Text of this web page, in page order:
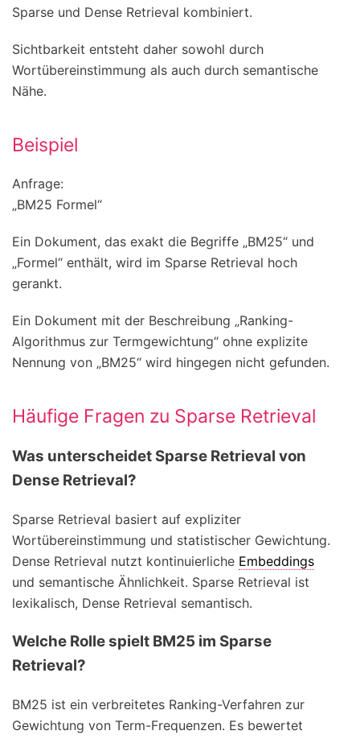
Sparse und Dense Retrieval kombiniert.
Sichtbarkeit entsteht daher sowohl durch
Wortübereinstimmung als auch durch semantische
Nähe.
Beispiel
Anfrage:
„BM25 Formel“
Ein Dokument, das exakt die Begriffe „BM25“ und
„Formel“ enthält, wird im Sparse Retrieval hoch
gerankt.
Ein Dokument mit der Beschreibung „Ranking-
Algorithmus zur Termgewichtung“ ohne explizite
Nennung von „BM25“ wird hingegen nicht gefunden.
Häufige Fragen zu Sparse Retrieval
Was unterscheidet Sparse Retrieval von
Dense Retrieval?
Sparse Retrieval basiert auf expliziter
Wortübereinstimmung und statistischer Gewichtung.
Dense Retrieval nutzt kontinuierliche Embeddings
und semantische Ähnlichkeit. Sparse Retrieval ist
lexikalisch, Dense Retrieval semantisch.
Welche Rolle spielt BM25 im Sparse
Retrieval?
BM25 ist ein verbreitetes Ranking-Verfahren zur
Gewichtung von Term-Frequenzen. Es bewertet